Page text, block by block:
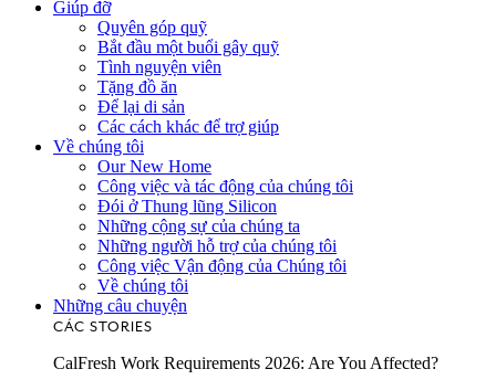
Giúp đỡ
Quyên góp quỹ
Bắt đầu một buổi gây quỹ
Tình nguyện viên
Tặng đồ ăn
Để lại di sản
Các cách khác để trợ giúp
Về chúng tôi
Our New Home
Công việc và tác động của chúng tôi
Đói ở Thung lũng Silicon
Những cộng sự của chúng ta
Những người hỗ trợ của chúng tôi
Công việc Vận động của Chúng tôi
Về chúng tôi
Những câu chuyện
CÁC STORIES
CalFresh Work Requirements 2026: Are You Affected?